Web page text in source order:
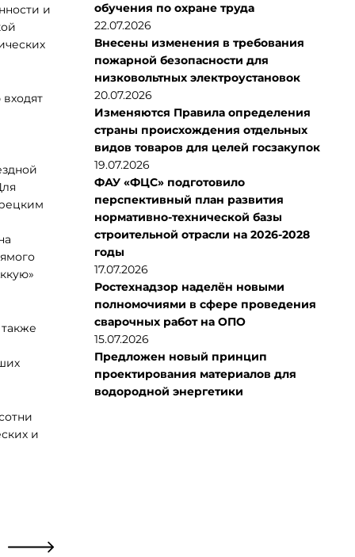
и
и
обучения по охране труда
22.07.2026
Внесены изменения в требования
пожарной безопасности для
низковольтных электроустановок
20.07.2026
Изменяются Правила определения
страны происхождения отдельных
видов товаров для целей госзакупок
19.07.2026
ФАУ «ФЦС» подготовило
перспективный план развития
нормативно-технической базы
строительной отрасли на 2026-2028
годы
17.07.2026
Ростехнадзор наделён новыми
полномочиями в сфере проведения
сварочных работ на ОПО
15.07.2026
Предложен новый принцип
проектирования материалов для
водородной энергетики